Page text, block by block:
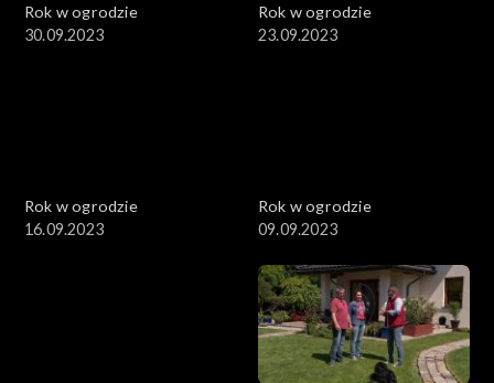
Rok w ogrodzie
30.09.2023
Rok w ogrodzie
23.09.2023
Rok w ogrodzie
16.09.2023
Rok w ogrodzie
09.09.2023